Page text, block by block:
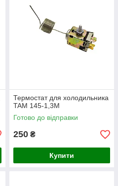
Термостат для холодильника
TAM 145-1,3M
Готово до відправки
250 ₴
Купити